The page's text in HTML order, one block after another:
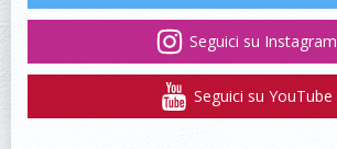
Seguici su Instagram
Seguici su YouTube